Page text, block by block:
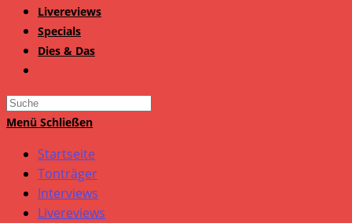
Livereviews
Specials
Dies & Das
Search
this
Menü Schließen
Startseite
Tonträger
Interviews
Livereviews